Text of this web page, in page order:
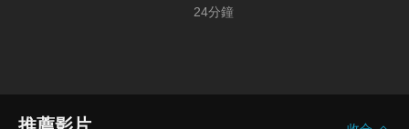
24分鐘